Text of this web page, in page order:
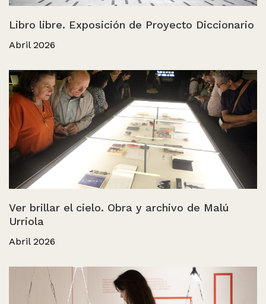
Libro libre. Exposición de Proyecto Diccionario
Abril 2026
Ver brillar el cielo. Obra y archivo de Malú
Urriola
Abril 2026